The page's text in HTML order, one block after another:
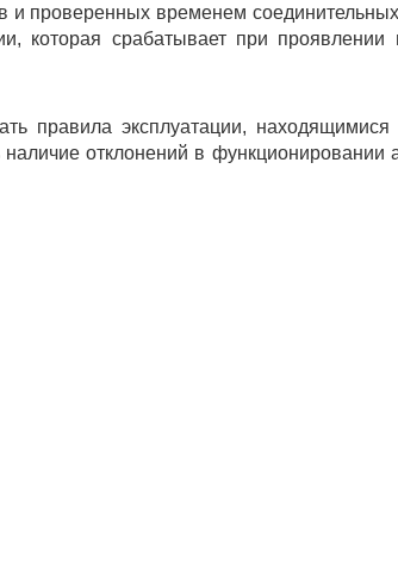
и проверенных временем
которая срабатывает при проявлении
правила эксплуатации, находящимися
отклонений в функционировании